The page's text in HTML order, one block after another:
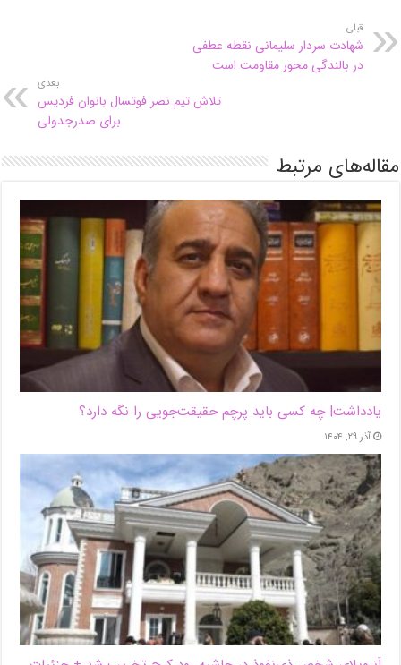
قبلی
شهادت سردار سلیمانی نقطه عطفی
در بالندگی محور مقاومت است
بعدی
تلاش تیم نصر فوتسال بانوان فردیس
برای صدرجدولی
مقاله‌های مرتبط
یادداشت| ‌چه کسی باید پرچم حقیقت‌جویی را نگه دارد؟
آذر ۲۹, ۱۴۰۴